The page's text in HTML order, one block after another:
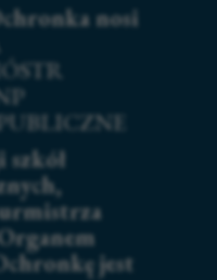
nosi
jest